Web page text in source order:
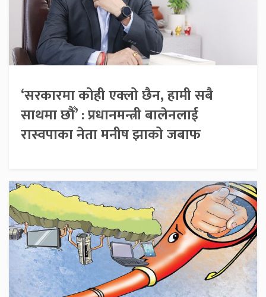
‘सरकारमा कोही एक्लो छैन, हामी सबै
साथमा छौँ’ : प्रधानमन्त्री बालेनलाई
रास्वपाका नेता मनीष झाको जबाफ